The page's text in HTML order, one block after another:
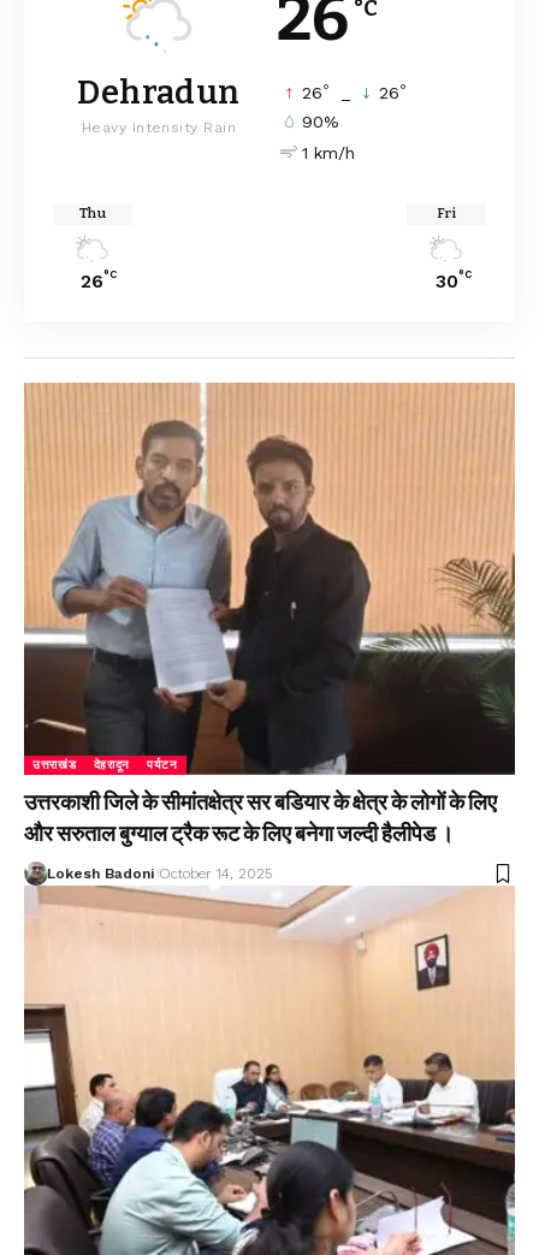
26 °C
Dehradun
Heavy Intensity Rain
26° 26°
90%
1 km/h
Thu
26°C
Fri
30°C
उत्तराखंड देहरादून पर्यटन
उत्तरकाशी जिले के सीमांतक्षेत्र सर बडियार के क्षेत्र के लोगों के लिए
और सरुताल बुग्याल ट्रैक रूट के लिए बनेगा जल्दी हैलीपेड ।
Lokesh Badoni October 14, 2025